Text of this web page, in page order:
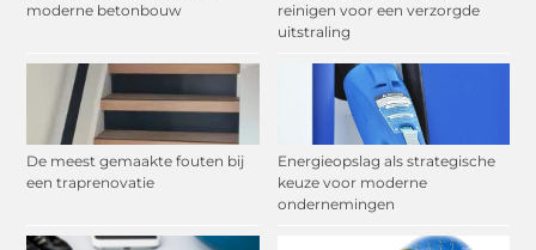
moderne betonbouw
reinigen voor een verzorgde
uitstraling
De meest gemaakte fouten bij
een traprenovatie
Energieopslag als strategische
keuze voor moderne
ondernemingen